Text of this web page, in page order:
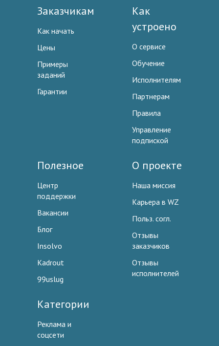
Заказчикам
Как начать
Цены
Примеры
заданий
Гарантии
Как
устроено
О сервисе
Обучение
Исполнителям
Партнерам
Правила
Управление
подпиской
Полезное
Центр
поддержки
Вакансии
Блог
Insolvo
Kadrout
99uslug
О проекте
Наша миссия
Карьера в WZ
Польз. согл.
Отзывы
заказчиков
Отзывы
исполнителей
Категории
Реклама и
соцсети